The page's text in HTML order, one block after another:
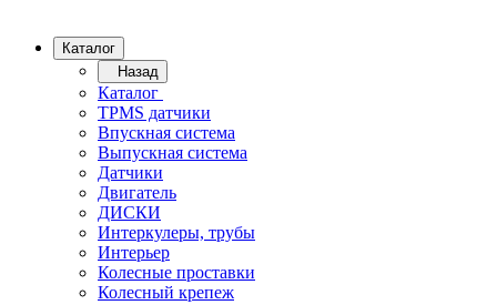
Каталог
Назад
Каталог
TPMS датчики
Впускная система
Выпускная система
Датчики
Двигатель
ДИСКИ
Интеркулеры, трубы
Интерьер
Колесные проставки
Колесный крепеж